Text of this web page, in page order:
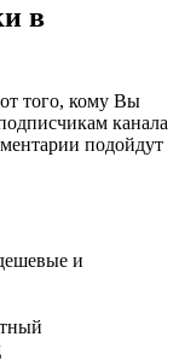
в
того, кому Вы
канала
подойдут
и